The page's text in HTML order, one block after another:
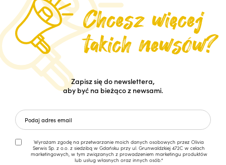
Zapisz się do newslettera,
aby być na bieżąco z newsami.
Wyrażam zgodę na przetwarzanie moich danych osobowych przez Olivia
Serwis Sp. z o.o. z siedzibą w Gdańsku przy ul. Grunwaldzkiej 472C w celach
marketingowych, w tym związanych z prowadzeniem marketingu produktów
lub usług własnych oraz innych osób.*